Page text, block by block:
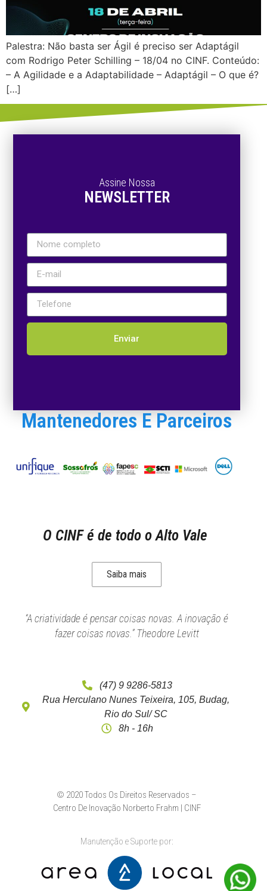
Palestra: Não basta ser Ágil é preciso ser Adaptágil
com Rodrigo Peter Schilling – 18/04 no CINF. Conteúdo:
– A Agilidade e a Adaptabilidade – Adaptágil – O que é?
[…]
Assine Nossa
NEWSLETTER
Enviar
Mantenedores E Parceiros
O CINF é de todo o Alto Vale
Saiba mais
“A criatividade é pensar coisas novas. A inovação é
fazer coisas novas.” Theodore Levitt
(47) 9 9286-5813
Rua Herculano Nunes Teixeira, 105, Budag,
Rio do Sul/ SC
8h - 16h
© 2020 Todos Os Direitos Reservados –
Centro De Inovação Norberto Frahm | CINF
Manutenção e Suporte por: